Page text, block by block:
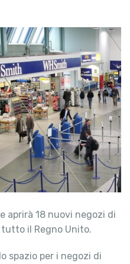
aprirà 18 nuovi negozi di
il Regno Unito.
spazio per i negozi di